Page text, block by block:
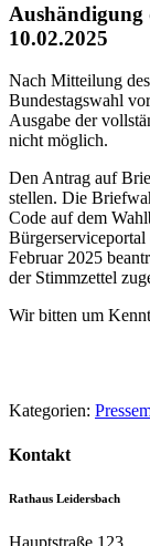
Aushändigung
10.02.2025
Nach Mitteilung
Bundestagswahl
Ausgabe der
nicht möglich.
Den Antrag auf
stellen. Die
Code auf dem
Februar 2025
der Stimmzettel
Wir bitten um
Kategorien:
Kontakt
Rathaus Leidersbach